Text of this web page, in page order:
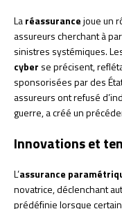
Laréassurancejoue un
assureurs cherchant à
sinistres systémiques.
cyber se précisent,
sponsorisées par des
assureurs ont refusé
guerre, a créé un
Innovations et
L’assurance
novatrice, déclenchant
prédéfinie lorsque